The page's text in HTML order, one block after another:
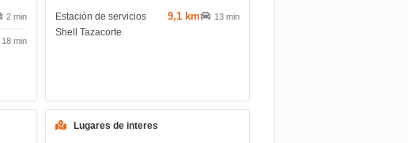
2 min
18 min
Estación de servicios
Shell Tazacorte
9,1 km 13 min
Lugares de interes